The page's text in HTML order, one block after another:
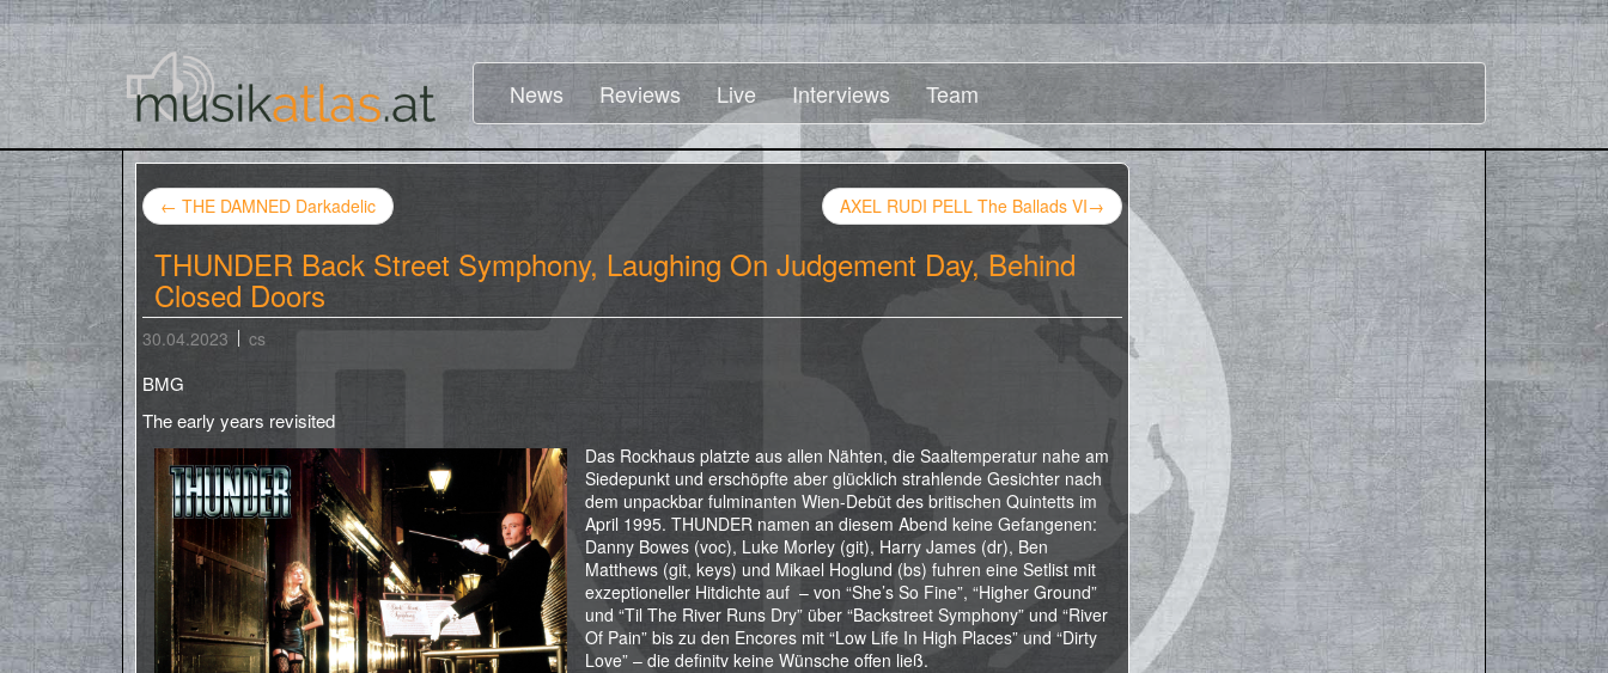
News Reviews Live Interviews Team
← THE DAMNED Darkadelic AXEL RUDI PELL The Ballads VI→
THUNDER Back Street Symphony, Laughing On Judgement Day, Behind
Closed Doors
30.04.2023 cs
BMG
The early years revisited
Das Rockhaus platzte aus allen Nähten, die Saaltemperatur nahe am
Siedepunkt und erschöpfte aber glücklich strahlende Gesichter nach
dem unpackbar fulminanten Wien-Debüt des britischen Quintetts im
April 1995. THUNDER namen an diesem Abend keine Gefangenen:
Danny Bowes (voc), Luke Morley (git), Harry James (dr), Ben
Matthews (git, keys) und Mikael Hoglund (bs) fuhren eine Setlist mit
exzeptioneller Hitdichte auf – von “She’s So Fine”, “Higher Ground”
und “Til The River Runs Dry” über “Backstreet Symphony” und “River
Of Pain” bis zu den Encores mit “Low Life In High Places” und “Dirty
Love” – die definitv keine Wünsche offen ließ.